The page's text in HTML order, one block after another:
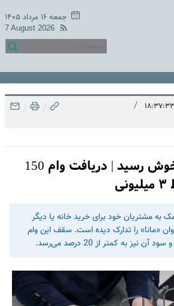
جمعه ۱۶ مرداد ۱۴۰۵
7 August 2026
/
/
/
مستاجران خبر خوش رسید | دریافت وام 150
به مشتریان خود برای خرید خانه یا دیگر
«مانا» را تدارک دیده است. سقف این وام